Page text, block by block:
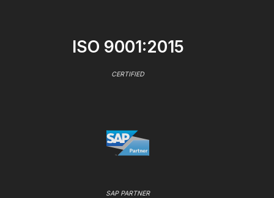
ISO 9001:2015
CERTIFIED
SAP PARTNER